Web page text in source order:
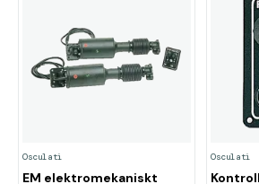
Osculati
EM elektromekaniskt
Osculati